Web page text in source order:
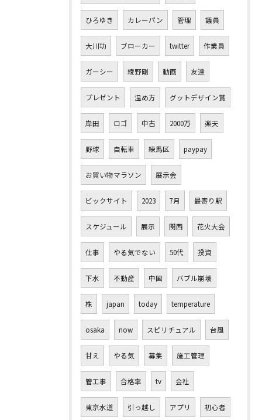
ひろゆき カレーパン 管理 議員
大川功 ブローカー twitter 作業員
ガーシー 綾野剛 動画 友達
プレゼント 温め方 グットデザイン賞
岸田 ロゴ 中古 2000万 楽天
野球 自転車 練馬区 paypay
お買い物マラソン 展示会
ビックサイト 2023 7月 最寄り駅
スケジュール 展示 関西 花火大会
仕事 やる気でない 50代 投資
下水 不動産 中国 バブル崩壊
株 japan today temperature
osaka now スピリチュアル 台風
甘え やる気 募集 施工管理
管工事 合格率 tv 会社
東京水道 引っ越し アプリ 初心者